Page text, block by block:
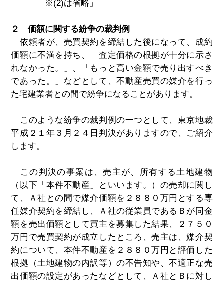
※(2)は省略」
２ 価額に関する紛争の裁判例
依頼者が、売買契約を締結した後になって、成約
価額に不満を持ち、「査定価格の根拠が十分に示さ
れなかった。」、「もっと高い金額で売り出すべき
であった。」などとして、不動産売買の媒介を行っ
た宅建業者との間で紛争になることがあります。
このような紛争の裁判例の一つとして、東京地裁
平成２１年３月２４日判決がありますので、ご紹介
します。
この判決の事案は、売主が、所有する土地建物
（以下「本件不動産」といいます。）の売却に関し
て、Ａ社との間で媒介価額を２８８０万円とする専
任媒介契約を締結し、Ａ社の従業員であるＢが同金
額を売出価額として買主を募集した結果、２７５０
万円で売買契約が成立したところ、売主は、媒介契
約について、本件不動産を２８８０万円と評価した
根拠（土地建物の内訳等）の不告知や、不適正な売
出価額の設定があったなどとして、Ａ社とＢに対し